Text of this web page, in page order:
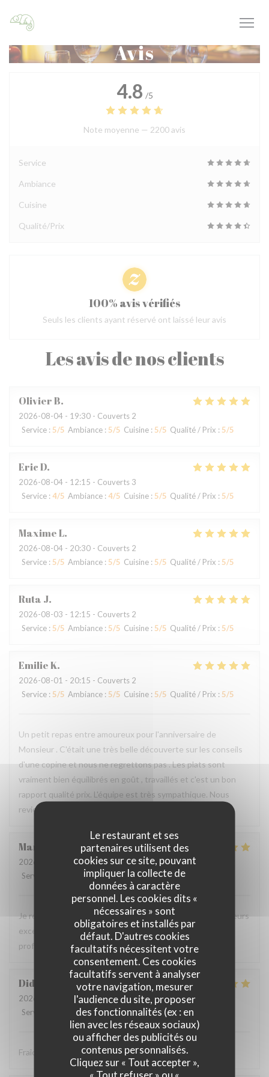
Le restaurant et ses
partenaires utilisent des
cookies sur ce site, pouvant
impliquer la collecte de
données à caractère
personnel. Les cookies dits «
nécessaires » sont
obligatoires et installés par
défaut. D'autres cookies
facultatifs nécessitent votre
consentement. Ces cookies
facultatifs servent à analyser
votre navigation, mesurer
l'audience du site, proposer
des fonctionnalités (ex : en
lien avec les réseaux sociaux)
ou afficher des publicités ou
contenus personnalisés.
Cliquez sur « Tout accepter »,
« Tout refuser » ou «
Avis
Les avis de nos clients
OlivierB
2026-08-04 - 19:30 - Couverts 2
Service : 5/5 Ambiance : 5/5 Cuisine : 5/5 Qualité / Prix : 5/5
EricD
2026-08-04 - 12:15 - Couverts 3
Service : 4/5 Ambiance : 4/5 Cuisine : 5/5 Qualité / Prix : 5/5
MaximeL
2026-08-04 - 20:30 - Couverts 2
Service : 5/5 Ambiance : 5/5 Cuisine : 5/5 Qualité / Prix : 5/5
Ruta J
2026-08-03 - 12:15 - Couverts 2
Service : 5/5 Ambiance : 5/5 Cuisine : 5/5 Qualité / Prix : 5/5
EmilieK
2026-08-01 - 20:15 - Couverts 2
Service :5/5 Ambiance : 5/5 Cuisine : 5/5 Qualité / Prix :5/5
Un petit repas entre amoureux pour l'anniversaire de
Monsieur . C'était une très belle découverte sur les conseils
d'une copine et nous ne regrettons pas . Les plats sont
vraiment bien équilibrés en goût , travaillés et c'est un bon
rapport qualité prix. L'équipe est très sympathique. Nous
reviendrons c'est certain .
Martine
2026-08-01
- 20:45 - Couverts 4
Service
Ambiance:5/5 Cuisine: 5/5 Qualité / Prix
Je recommande ce restaurant, la qualité des plats, les saveurs
exceptionnelles sans compter la gentillesse et
professionnalisme du personnel.
Didier
2026-08-01
- 12:30 - Couverts 4
Service
Ambiance:5/5 Cuisine: 5/5 Qualité / Prix
Fraîcheur des produits
4.8 /5
Note moyenne — 2200 avis
Service
Ambiance
Cuisine
Qualité/Prix
100% avis vérifiés
Seuls les clients ayant réservé ont laissé leur avis